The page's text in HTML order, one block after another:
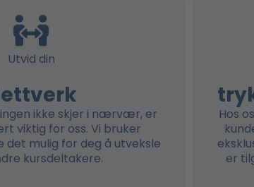
Utvid din
ikke skjer i nærvær, er
viktig for oss. Vi bruker
det mulig for deg å utveksle
kursdeltakere.
Hos
er